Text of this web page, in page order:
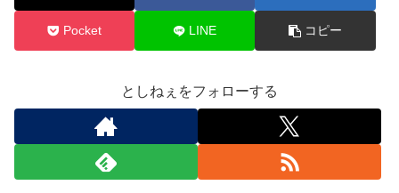
Pocket LINE コピー
としねぇをフォローする